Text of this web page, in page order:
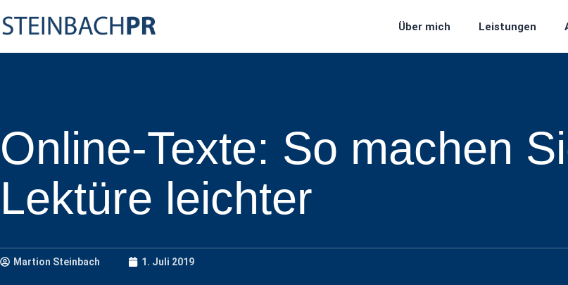
Über mich Leistungen
Online-Texte: So machen
Lektüre leichter
Martion Steinbach 1. Juli 2019